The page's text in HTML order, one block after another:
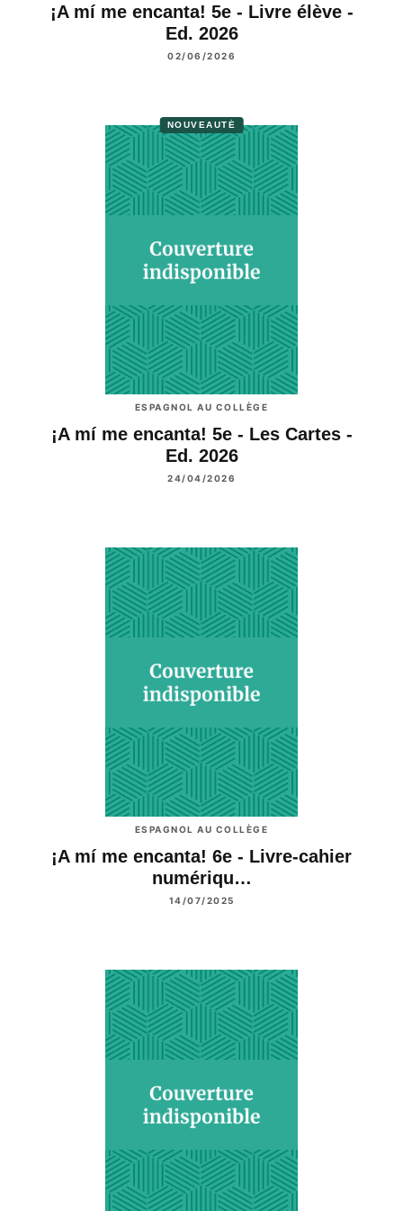
¡A mí me encanta! 5e - Livre élève -
Ed. 2026
02/06/2026
NOUVEAUTÉ
ESPAGNOL AU COLLÈGE
¡A mí me encanta! 5e - Les Cartes -
Ed. 2026
24/04/2026
ESPAGNOL AU COLLÈGE
¡A mí me encanta! 6e - Livre-cahier
numériqu…
14/07/2025